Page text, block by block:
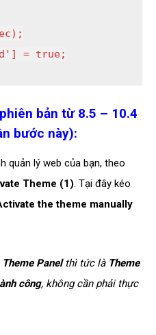
= true;
bản từ 8.5 – 10.4
bước này):
quản lý web của bạn, theo
Theme (1). Tại đây kéo
the theme manually
Theme Panelthì tức là Theme
công, không cần phải thực